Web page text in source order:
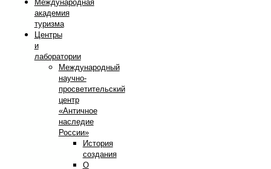
Международная
академия
туризма
Центры
и
лаборатории
Международный
научно-
просветительский
центр
«Античное
наследие
России»
История
создания
О